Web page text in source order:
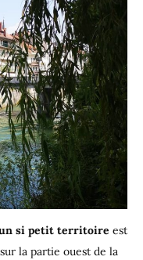
si petit territoire est
la partie ouest de la